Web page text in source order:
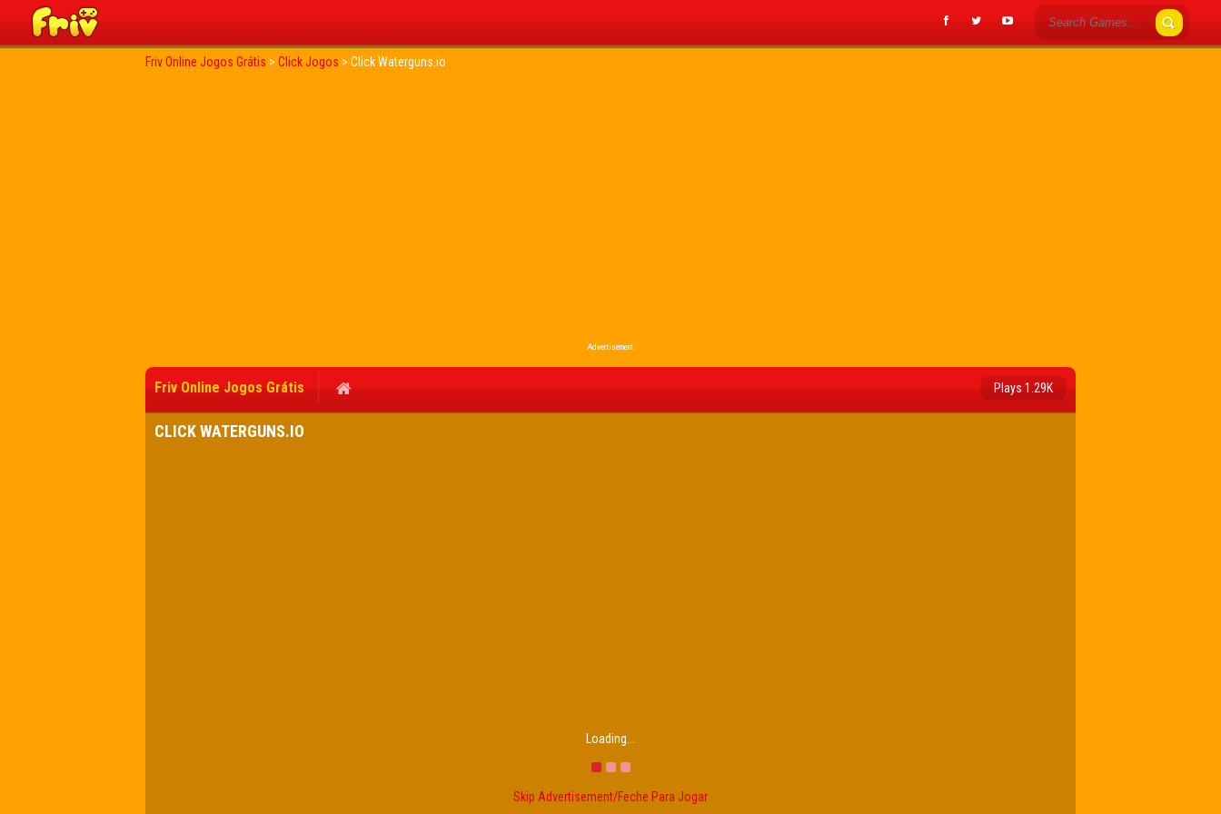
Friv Online Jogos Grátis > Click Jogos > Click Waterguns.io
Advertisement
Friv Online Jogos Grátis Plays 1.29K
CLICK WATERGUNS.IO
Loading...
Skip Advertisement/Feche Para Jogar